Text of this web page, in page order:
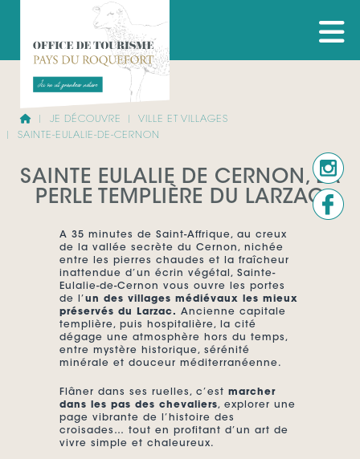
JE DÉCOUVRE
VILLE ET VILLAGES
SAINTE-EULALIE-DE-CERNON
SAINTE EULALIE DE CERNON, LA
PERLE TEMPLIÈRE DU LARZAC
A 35 minutes de Saint-Affrique, au creux
de la vallée secrète du Cernon, nichée
entre les pierres chaudes et la fraîcheur
inattendue d’un écrin végétal, Sainte-
Eulalie-de-Cernon vous ouvre les portes
de l’ un des villages médiévaux les mieux
préservés du Larzac. Ancienne capitale
templière, puis hospitalière, la cité
dégage une atmosphère hors du temps,
entre mystère historique, sérénité
minérale et douceur méditerranéenne.
Flâner dans ses ruelles, c’est marcher
dans les pas des chevaliers, explorer une
page vibrante de l’histoire des
croisades… tout en profitant d’un art de
vivre simple et chaleureux.